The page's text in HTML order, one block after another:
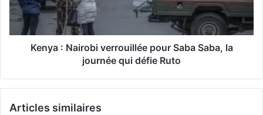
Kenya : Nairobi verrouillée pour Saba Saba, la
journée qui défie Ruto
Articles similaires